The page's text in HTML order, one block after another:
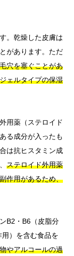
。乾燥した皮膚は
があります。ただ
穴を塞ぐことがあ
ェルタイプの保湿
用薬（ステロイド
る成分が入ったも
は抗ヒスタミン成
ステロイド外用薬
作用があるため、
B2・B6（皮脂分
）を含む食品を
やアルコールの過